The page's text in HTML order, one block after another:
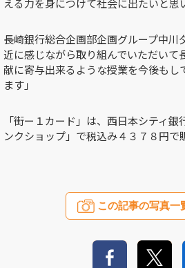
える力を身につけて社会に出たいと思
長崎銀行総合企画部企画グループ中川
近に感じながら取り組んでいただいて
献に寄与出来るような授業を今後もし
ます」
「街ー１カード」は、西日本シティ
ンクショップ」で税込み４３７８円で
この記事の写真一